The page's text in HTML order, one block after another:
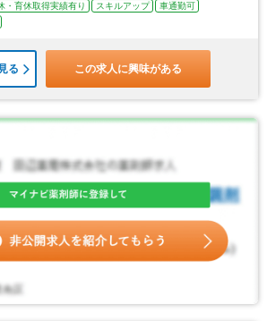
・育休取得実績有り スキルアップ
車通勤可
る この求人に興味がある